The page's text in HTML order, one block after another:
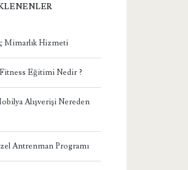
Mimarlık Hizmeti
Eğitimi Nedir ?
Alışverişi Nereden
Antrenman Programı